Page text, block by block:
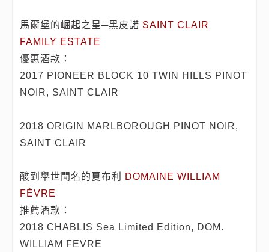
馬爾堡的崛起之星─黑皮諾 SAINT CLAIR
FAMILY ESTATE
優惠酒款：
2017 PIONEER BLOCK 10 TWIN HILLS PINOT
NOIR, SAINT CLAIR
2018 ORIGIN MARLBOROUGH PINOT NOIR,
SAINT CLAIR
酸到舉世聞名的夏布利
DOMAINE WILLIAM
FÈVRE
推薦酒款：
2018 CHABLIS Sea Limited Edition, DOM.
WILLIAM FEVRE